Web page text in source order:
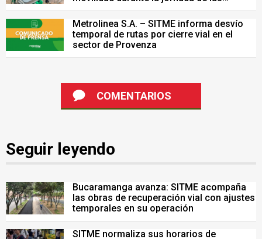
Pruebas Saber del 26 de julio
Metrolinea S.A. – SITME informa desvío
temporal de rutas por cierre vial en el
sector de Provenza
COMENTARIOS
Seguir leyendo
Bucaramanga avanza: SITME acompaña
las obras de recuperación vial con ajustes
temporales en su operación
SITME normaliza sus horarios de